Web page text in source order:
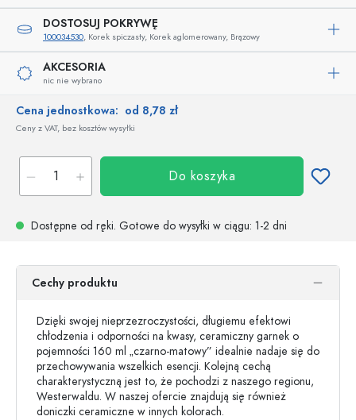
DOSTOSUJ POKRYWĘ
100034530, Korek spiczasty, Korek aglomerowany, Brązowy
AKCESORIA
nic nie wybrano
Cena jednostkowa: od 8,78 zł
Ceny z VAT, bez kosztów wysyłki
Do koszyka
Dostępne od ręki. Gotowe do wysyłki w ciągu: 1-2 dni
Cechy produktu
Dzięki swojej nieprzezroczystości, długiemu efektowi
chłodzenia i odporności na kwasy, ceramiczny garnek o
pojemności 160 ml „czarno-matowy” idealnie nadaje się do
przechowywania wszelkich esencji. Kolejną cechą
charakterystyczną jest to, że pochodzi z naszego regionu,
Westerwaldu. W naszej ofercie znajdują się również
doniczki ceramiczne w innych kolorach.